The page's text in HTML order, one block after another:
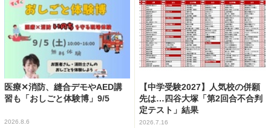
医療✕消防、縫合デモやAED講
習も「おしごと体験博」9/5
2026.8.6
【中学受験2027】人気校の併願
先は…四谷大塚「第2回合不合判
定テスト」結果
2026.7.16